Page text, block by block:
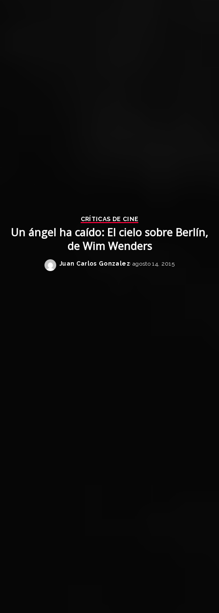
CRÍTICAS DE CINE
Un ángel ha caído: El cielo sobre Berlín,
de Wim Wenders
Posted
Juan Carlos Gonzalez agosto 14, 2015